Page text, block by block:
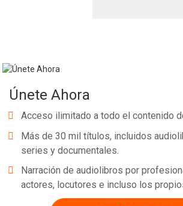
Únete Ahora
Acceso ilimitado a todo el contenido
Más de 30 mil títulos, incluidos
series y documentales.
Narración de audiolibros por
actores, locutores e incluso los